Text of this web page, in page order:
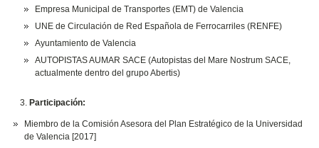
Empresa Municipal de Transportes (EMT) de Valencia
UNE de Circulación de Red Española de Ferrocarriles (RENFE)
Ayuntamiento de Valencia
AUTOPISTAS AUMAR SACE (Autopistas del Mare Nostrum SACE,
actualmente dentro del grupo Abertis)
Participación:
Miembro de la Comisión Asesora del Plan Estratégico de la Universidad
de Valencia [2017]